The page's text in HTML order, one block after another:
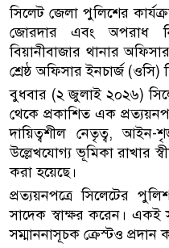
সিলেট জেলা পুলিশের
জোরদার এবং অপরাধ
বিয়ানীবাজার থানার
শ্রেষ্ঠ অফিসার ইনচার্জ
বুধবার (২ জুলাই ২০২৬)
থেকে প্রকাশিত এক
দায়িত্বশীল নেতৃত্ব,
উল্লেখযোগ্য ভূমিকা রাখার
করা হয়েছে।
প্রত্যয়নপত্রে সিলেটের
সাদেক স্বাক্ষর করেন। একই
সম্মাননাসূচক ক্রেস্টও প্রদান